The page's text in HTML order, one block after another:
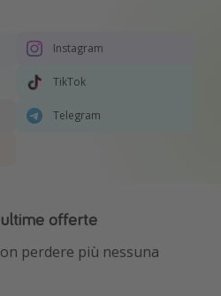
Instagram
TikTok
Telegram
offerte
perdere più nessuna